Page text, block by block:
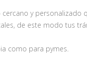
y personalizado
de este modo tus
como para pymes.